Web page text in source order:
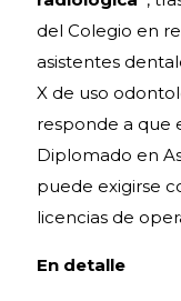
del Colegio en
asistentes
X de uso
responde a que
Diplomado en
puede exigirse
licencias de
En detalle